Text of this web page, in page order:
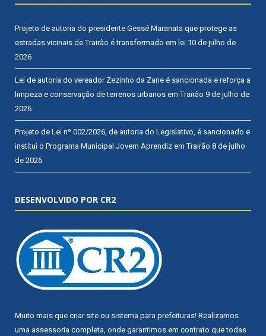
Projeto de autoria do presidente Gessé Maranata que protege as
estradas vicinais de Trairão é transformado em lei 10 de julho de
2026
Lei de autoria do vereador Zezinho da Zane é sancionada e reforça a
limpeza e conservação de terrenos urbanos em Trairão 9 de julho de
2026
Projeto de Lei nº 002/2026, de autoria do Legislativo, é sancionado e
institui o Programa Municipal Jovem Aprendiz em Trairão 8 de julho
de 2026
DESENVOLVIDO POR CR2
Muito mais que criar site ou sistema para prefeituras! Realizamos
uma assessoria completa, onde garantimos em contrato que todas